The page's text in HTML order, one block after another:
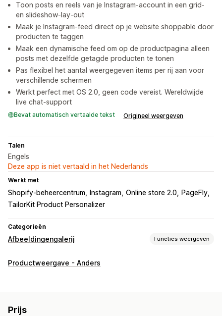
Toon posts en reels van je Instagram-account in een grid-
en slideshow-lay-out
Maak je Instagram-feed direct op je website shoppable door
producten te taggen
Maak een dynamische feed om op de productpagina alleen
posts met dezelfde getagde producten te tonen
Pas flexibel het aantal weergegeven items per rij aan voor
verschillende schermen
Werkt perfect met OS 2.0, geen code vereist. Wereldwijde
live chat-support
Bevat automatisch vertaalde tekst Origineel weergeven
Talen
Engels
Deze app is niet vertaald in het Nederlands
Werkt met
Shopify-beheercentrum Instagram Online store 2.0
PageFly
TailorKit Product Personalizer
Categorieën
Afbeeldingengalerij Functies weergeven
Gallerijtypen
Aangepaste stijlen
Productweergave - Anders
Prijs